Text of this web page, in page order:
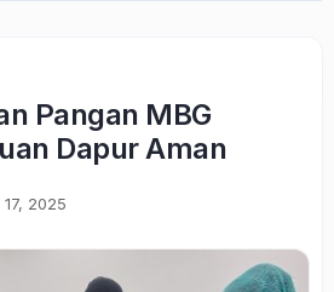
Pangan MBG
Dapur Aman
2025